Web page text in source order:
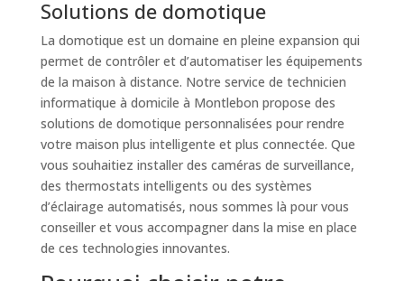
Solutions de domotique
La domotique est un domaine en pleine expansion qui
permet de contrôler et d’automatiser les équipements
de la maison à distance. Notre service de technicien
informatique à domicile à Montlebon propose des
solutions de domotique personnalisées pour rendre
votre maison plus intelligente et plus connectée. Que
vous souhaitiez installer des caméras de surveillance,
des thermostats intelligents ou des systèmes
d’éclairage automatisés, nous sommes là pour vous
conseiller et vous accompagner dans la mise en place
de ces technologies innovantes.